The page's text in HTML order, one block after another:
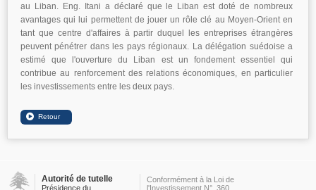
au Liban. Eng. Itani a déclaré que le Liban est doté de nombreux
avantages qui lui permettent de jouer un rôle clé au Moyen-Orient en
tant que centre d'affaires à partir duquel les entreprises étrangères
peuvent pénétrer dans les pays régionaux. La délégation suédoise a
estimé que l'ouverture du Liban est un fondement essentiel qui
contribue au renforcement des relations économiques, en particulier
les investissements entre les deux pays.
Autorité de tutelle
Présidence du
Conformément à la Loi de
l'Investissement N°. 360